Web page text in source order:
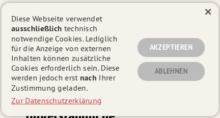
04.06.2024
Startchancen-Programm: Gute
Nachrichten für 12 Schulen in
der Oberpfalz
10.05.2024
Diese Webseite verwendet
ausschließlich technisch
notwendige Cookies. Lediglich
für die Anzeige von externen
Inhalten können zusätzliche
Cookies erforderlich sein. Diese
werden jedoch erst nach Ihrer
Zustimmung geladen.
Zur Datenschutzerklärung
AKZEPTIEREN
ABLEHNEN
×